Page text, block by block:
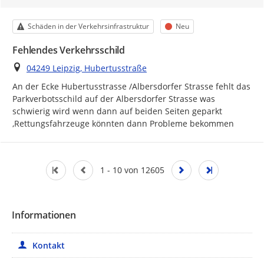
Kategorie
Schäden in der Verkehrsinfrastruktur Status
Neu
Fehlendes Verkehrsschild
Ort
04249 Leipzig, Hubertusstraße
An der Ecke Hubertusstrasse /Albersdorfer Strasse fehlt das
Parkverbotsschild auf der Albersdorfer Strasse was
schwierig wird wenn dann auf beiden Seiten geparkt
,Rettungsfahrzeuge könnten dann Probleme bekommen
1 - 10 von 12605
Informationen
Kontakt